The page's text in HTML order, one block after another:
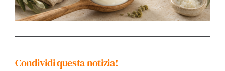
Condividi questa notizia!